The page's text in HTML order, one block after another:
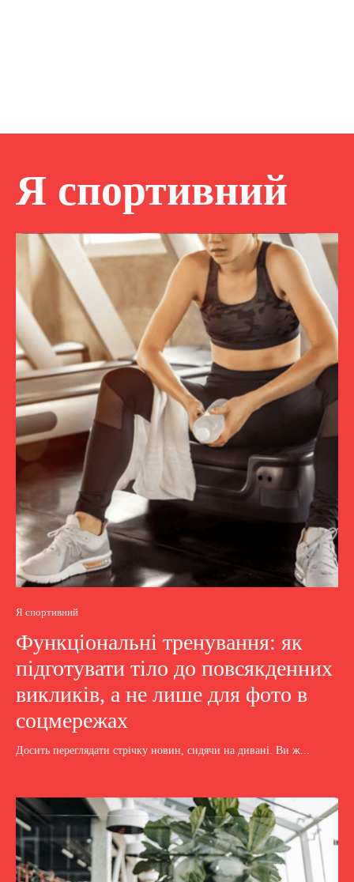
Я спортивний
Я спортивний
Функціональні тренування: як
підготувати тіло до повсякденних
викликів, а не лише для фото в
соцмережах
Досить переглядати стрічку новин, сидячи на дивані. Ви ж...